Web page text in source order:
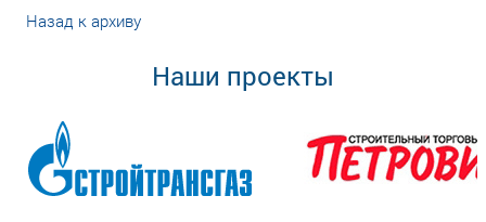
Назад к архиву
Наши проекты